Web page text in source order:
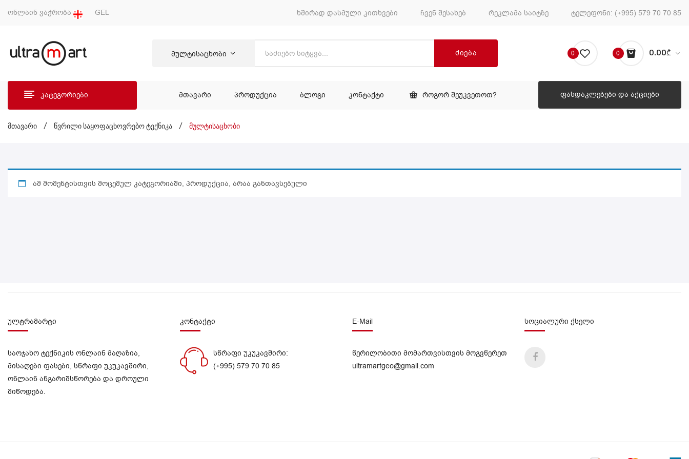
ონლაინ ვაჭრობა GEL ხშირად დასმული კითხვები ჩვენ შესახებ რეკლამა საიტზე ტელეფონი: (+995) 579 70 70 85
მულტისაცხობი ძიება 0 0 0.00₾
No products in the cart.
კატეგორიები
ᲛᲗᲐᲕᲐᲠᲘ ᲞᲠᲝᲓᲣᲥᲪᲘᲐ ᲑᲚᲝᲒᲘ ᲙᲝᲜᲢᲐᲥᲢᲘ ᲠᲝᲒᲝᲠ ᲨᲔᲣᲙᲕᲔᲗᲝᲗ? ფასდაკლებები და აქციები
ᲛᲗᲐᲕᲐᲠᲘ
მთავარი / წვრილი საყოფაცხოვრებო ტექნიკა / მულტისაცხობი
ამ მომენტისთვის მოცემულ კატეგორიაში, პროდუქცია, არაა განთავსებული
ულტრამარტი
საოჯახო ტექნიკის ონლაინ მაღაზია,
მისაღები ფასები, სწრაფი უკუკავშირი,
ონლაინ ანგარიშსწორება და დროული
მიწოდება.
კონტაქტი
სწრაფი უკუკავშირი:
(+995) 579 70 70 85
E-Mail
წერილობითი მომართვისთვის მოგვწერეთ
ultramartgeo@gmail.com
სოციალური ქსელი